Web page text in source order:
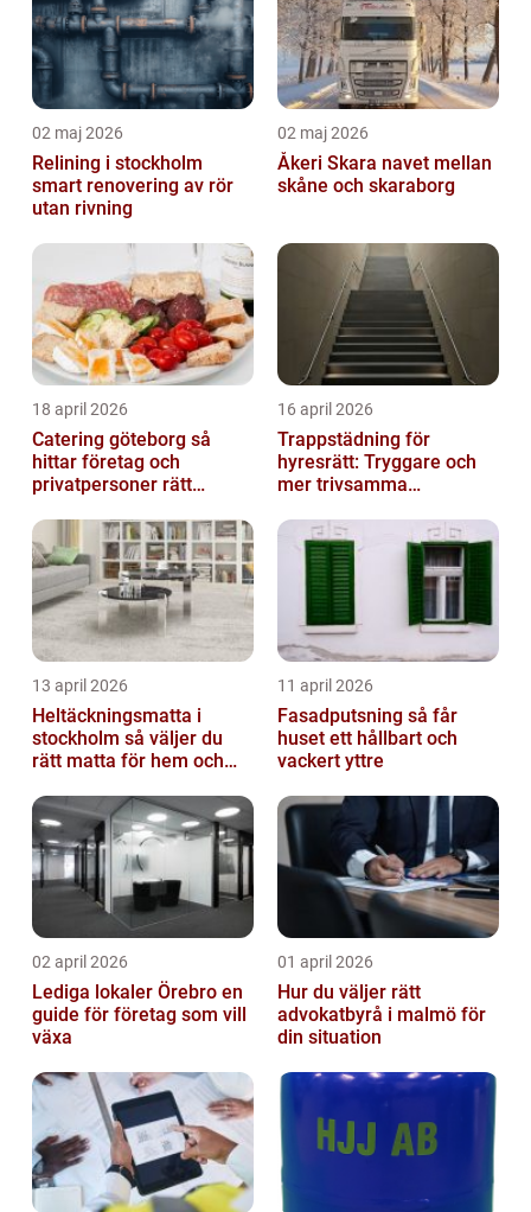
02 maj 2026
Relining i stockholm
smart renovering av rör
utan rivning
02 maj 2026
Åkeri Skara navet mellan
skåne och skaraborg
18 april 2026
Catering göteborg så
hittar företag och
privatpersoner rätt
16 april 2026
Trappstädning för
hyresrätt: Tryggare och
mer trivsamma
13 april 2026
Heltäckningsmatta i
stockholm så väljer du
rätt matta för hem och
11 april 2026
Fasadputsning så får
huset ett hållbart och
vackert yttre
02 april 2026
Lediga lokaler Örebro en
guide för företag som vill
växa
01 april 2026
Hur du väljer rätt
advokatbyrå i malmö för
din situation